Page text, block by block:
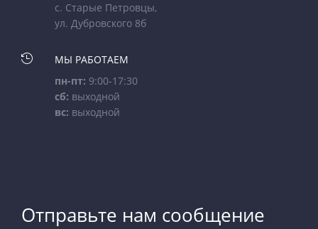
с. Старые Петровцы,
ул. Дубровского 8б

МЫ РАБОТАЕМ
пн-пт: 9:00-17:30
сб: выходной
вс: выходной
Отправьте нам сообщение